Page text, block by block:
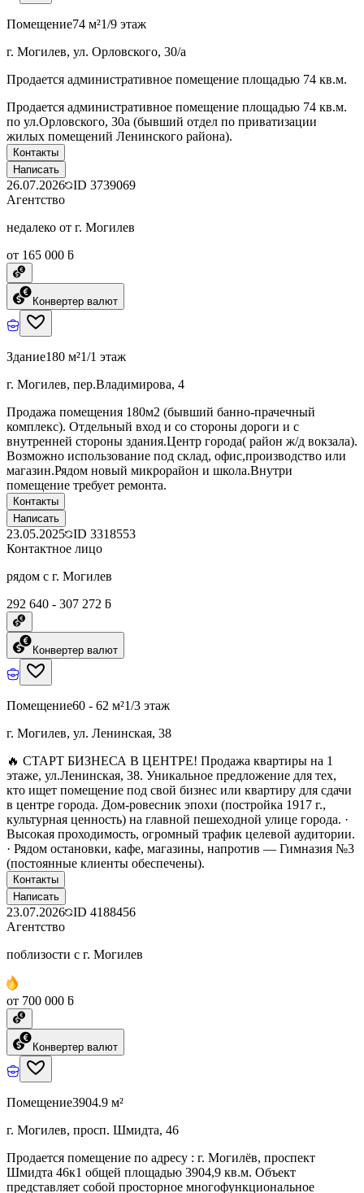
Помещение74 м²1/9 этаж
г. Могилев, ул. Орловского, 30/а
Продается административное помещение площадью 74 кв.м.
Продается административное помещение площадью 74 кв.м.
по ул.Орловского, 30а (бывший отдел по приватизации
жилых помещений Ленинского района).
Контакты
Написать
26.07.2026 ID 3739069
Агентство
недалеко от г. Могилев
от 165 000 ƃ
Конвертер валют
Здание180 м²1/1 этаж
г. Могилев, пер.Владимирова, 4
Продажа помещения 180м2 (бывший банно-прачечный
комплекс). Отдельный вход и со стороны дороги и с
внутренней стороны здания.Центр города( район ж/д вокзала).
Возможно использование под склад, офис,производство или
магазин.Рядом новый микрорайон и школа.Внутри
помещение требует ремонта.
Контакты
Написать
23.05.2025 ID 3318553
Контактное лицо
рядом с г. Могилев
292 640 - 307 272 ƃ
Конвертер валют
Помещение60 - 62 м²1/3 этаж
г. Могилев, ул. Ленинская, 38
🔥 СТАРТ БИЗНЕСА В ЦЕНТРЕ! Продажа квартиры на 1
этаже, ул.Ленинская, 38. Уникальное предложение для тех,
кто ищет помещение под свой бизнес или квартиру для сдачи
в центре города. Дом-ровесник эпохи (постройка 1917 г.,
культурная ценность) на главной пешеходной улице города. ·
Высокая проходимость, огромный трафик целевой аудитории.
· Рядом остановки, кафе, магазины, напротив — Гимназия №3
(постоянные клиенты обеспечены).
Контакты
Написать
23.07.2026 ID 4188456
Агентство
поблизости с г. Могилев
от 700 000 ƃ
Конвертер валют
Помещение3904.9 м²
г. Могилев, просп. Шмидта, 46
Продается помещение по адресу : г. Могилёв, проспект
Шмидта 46к1 общей площадью 3904,9 кв.м. Объект
представляет собой просторное многофункциональное